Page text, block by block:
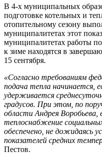
В 4-х муниципальных
подготовке котельных и
отопительному сезону
муниципалитетах этот
муниципалитетах работы по
к зиме находятся в
15 сентября.
«Согласно требованиям
подача тепла начинается,
удерживается
градусов. При этом, по
области Андрея Воробьева,
теплоснабжение
обеспечено, не дожидаясь
показателей средних
Пестов.